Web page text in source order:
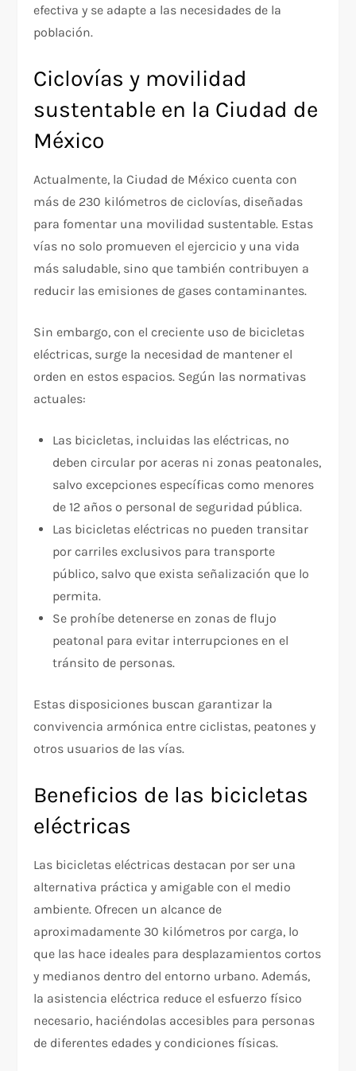
efectiva y se adapte a las necesidades de la
población.
Ciclovías y movilidad
sustentable en la Ciudad de
México
Actualmente, la Ciudad de México cuenta con
más de 230 kilómetros de ciclovías, diseñadas
para fomentar una movilidad sustentable. Estas
vías no solo promueven el ejercicio y una vida
más saludable, sino que también contribuyen a
reducir las emisiones de gases contaminantes.
Sin embargo, con el creciente uso de bicicletas
eléctricas, surge la necesidad de mantener el
orden en estos espacios. Según las normativas
actuales:
Las bicicletas, incluidas las eléctricas, no
deben circular por aceras ni zonas peatonales,
salvo excepciones específicas como menores
de 12 años o personal de seguridad pública.
Las bicicletas eléctricas no pueden transitar
por carriles exclusivos para transporte
público, salvo que exista señalización que lo
permita.
Se prohíbe detenerse en zonas de flujo
peatonal para evitar interrupciones en el
tránsito de personas.
Estas disposiciones buscan garantizar la
convivencia armónica entre ciclistas, peatones y
otros usuarios de las vías.
Beneficios de las bicicletas
eléctricas
Las bicicletas eléctricas destacan por ser una
alternativa práctica y amigable con el medio
ambiente. Ofrecen un alcance de
aproximadamente 30 kilómetros por carga, lo
que las hace ideales para desplazamientos cortos
y medianos dentro del entorno urbano. Además,
la asistencia eléctrica reduce el esfuerzo físico
necesario, haciéndolas accesibles para personas
de diferentes edades y condiciones físicas.